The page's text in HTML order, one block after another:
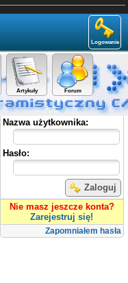
Logowanie
Artykuły Forum
Panel użytkownika
Nazwa użytkownika:
Hasło:
Zaloguj
Nie masz jeszcze konta?
Zarejestruj się!
Zapomniałem hasła